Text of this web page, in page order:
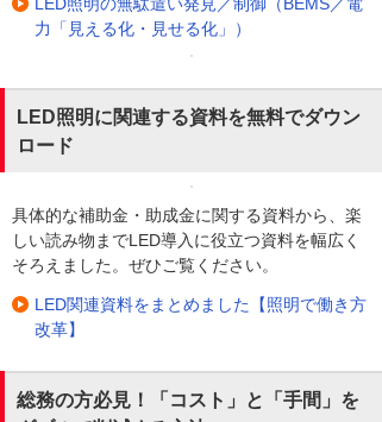
力「見える化・見せる化」）
LED照明に関連する資料を無料でダウン
ロード
具体的な補助金・助成金に関する資料から、楽
しい読み物までLED導入に役立つ資料を幅広く
そろえました。ぜひご覧ください。
LED関連資料をまとめました【照明で働き方
改革】
総務の方必見！「コスト」と「手間」を